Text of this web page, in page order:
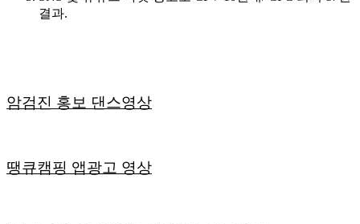
결과.
암검진 홍보 댄스영상
땡큐캠핑 앱광고 영상